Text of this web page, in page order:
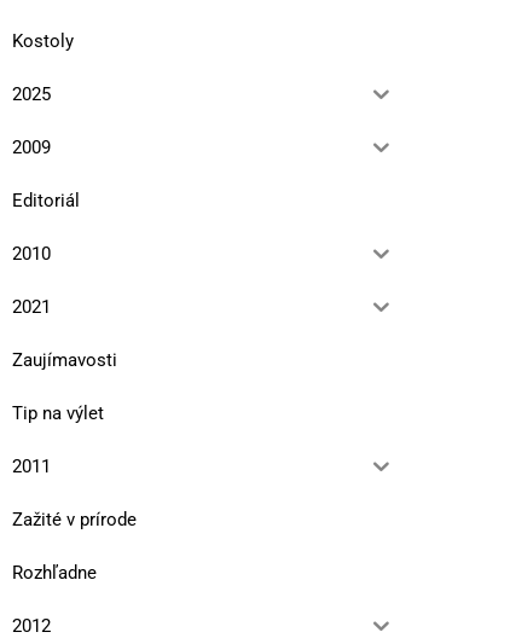
Kostoly
2025
2009
Editoriál
2010
2021
Zaujímavosti
Tip na výlet
2011
Zažité v prírode
Rozhľadne
2012